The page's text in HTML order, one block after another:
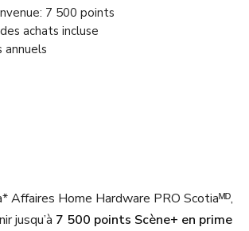
7 500 points
achats incluse
annuels
Affaires Home Hardware PRO Scotiaᴹᴰ,
jusqu’à 7 500 points Scène+ en prime